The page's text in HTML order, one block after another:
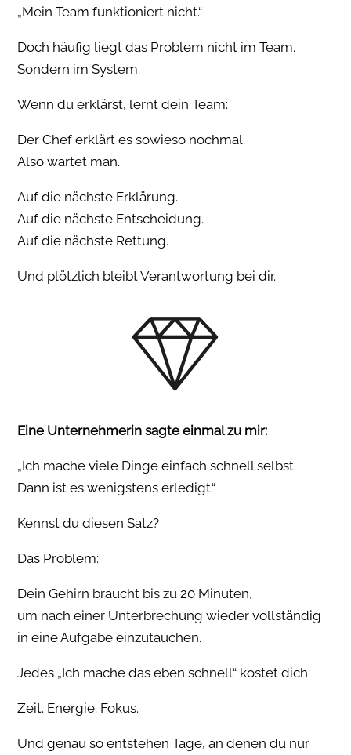
„Mein Team funktioniert nicht.“
Doch häufig liegt das Problem nicht im Team.
Sondern im System.
Wenn du erklärst, lernt dein Team:
Der Chef erklärt es sowieso nochmal.
Also wartet man.
Auf die nächste Erklärung.
Auf die nächste Entscheidung.
Auf die nächste Rettung.
Und plötzlich bleibt Verantwortung bei dir.
Eine Unternehmerin sagte einmal zu mir:
„Ich mache viele Dinge einfach schnell selbst.
Dann ist es wenigstens erledigt.“
Kennst du diesen Satz?
Das Problem:
Dein Gehirn braucht bis zu 20 Minuten,
um nach einer Unterbrechung wieder vollständig
in eine Aufgabe einzutauchen.
Jedes „Ich mache das eben schnell“ kostet dich:
Zeit. Energie. Fokus.
Und genau so entstehen Tage, an denen du nur